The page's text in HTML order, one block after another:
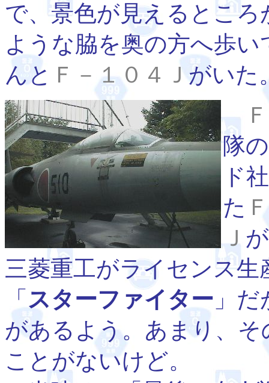
で、景色が見えるとこ
ような脇を奥の方へ歩
んと Ｆ－１０４Ｊがいた
隊
ド
た
Ｊ
三菱重工がライセンス
「 スターファイター 」
があるよう。あまり、
ことがないけど。